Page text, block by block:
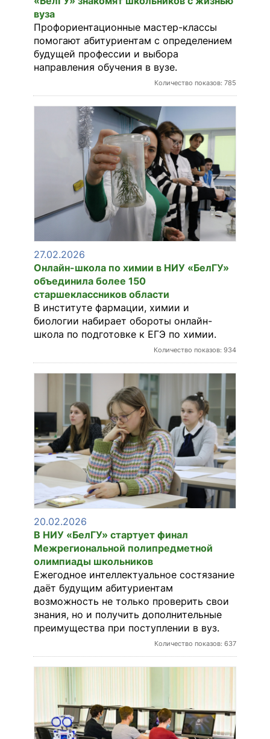
вуза
Профориентационные мастер-классы
помогают абитуриентам с определением
будущей профессии и выбора
направления обучения в вузе.
Количество показов: 785
27.02.2026
Онлайн-школа по химии в НИУ «БелГУ»
объединила более 150
старшеклассников области
В институте фармации, химии и
биологии набирает обороты онлайн-
школа по подготовке к ЕГЭ по химии.
Количество показов: 934
20.02.2026
В НИУ «БелГУ» стартует финал
Межрегиональной полипредметной
олимпиады школьников
Ежегодное интеллектуальное состязание
даёт будущим абитуриентам
возможность не только проверить свои
знания, но и получить дополнительные
преимущества при поступлении в вуз.
Количество показов: 637